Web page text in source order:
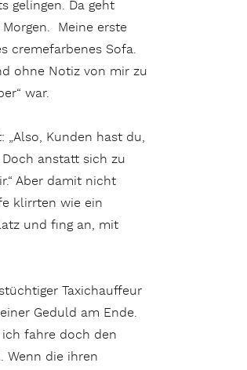
gelingen. Da geht
Meine erste
cremefarbenes Sofa.
ohne Notiz von mir zu
war.
Kunden hast du,
anstatt sich zu
Aber damit nicht
klirrten wie ein
und fing an, mit
Taxichauffeur
Geduld am Ende.
ich fahre doch den
Wenn die ihren